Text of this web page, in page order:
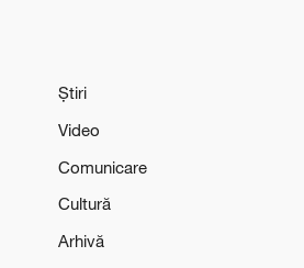
Știri
Video
Comunicare
Cultură
Arhivă